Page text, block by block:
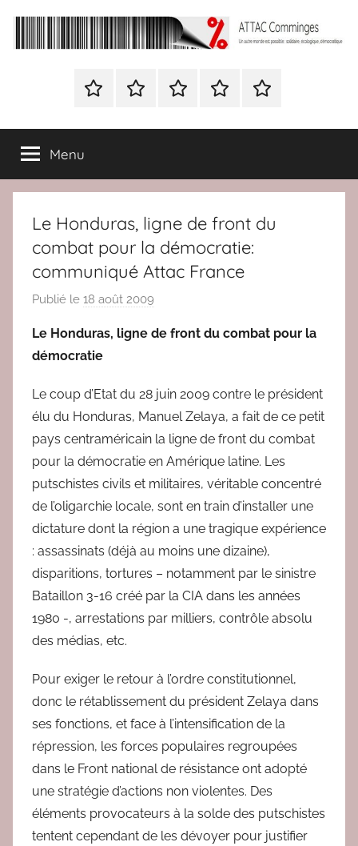
contenu
ATTAC
solidaire,
démocratique
Nous
BULLETIN
à
France
Nous
ATTAC
Signer
pétition
Menu
Le Honduras, ligne de front du
combat pour la démocratie:
communiqué Attac France
Publié le 18 août 2009
r
d
a
c
Le Honduras, ligne de front du combat pour la
démocratie
Le coup d’Etat du 28 juin 2009 contre le président
élu du Honduras, Manuel Zelaya, a fait de ce petit
pays centraméricain la ligne de front du combat
pour la démocratie en Amérique latine. Les
putschistes civils et militaires, véritable concentré
de l’oligarchie locale, sont en train d’installer une
dictature dont la région a une tragique expérience
: assassinats (déjà au moins une dizaine),
disparitions, tortures – notamment par le sinistre
Bataillon 3-16 créé par la CIA dans les années
1980 -, arrestations par milliers, contrôle absolu
des médias, etc.
Pour exiger le retour à l’ordre constitutionnel,
donc le rétablissement du président Zelaya dans
ses fonctions, et face à l’intensification de la
répression, les forces populaires regroupées
dans le Front national de résistance ont adopté
une stratégie d’actions non violentes. Des
éléments provocateurs à la solde des putschistes
tentent cependant de les dévoyer pour justifier